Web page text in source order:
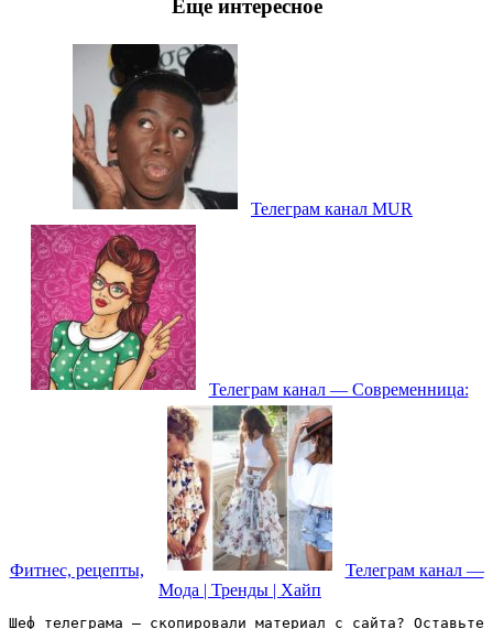
Еще интересное
Телеграм канал MUR
Телеграм канал — Современница:
Фитнес, рецепты,
Телеграм канал —
Мода | Тренды | Хайп
Шеф телеграма – скопировали материал с сайта? Оставьте